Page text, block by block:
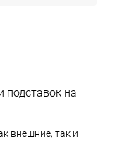
подставок на
внешние, так и